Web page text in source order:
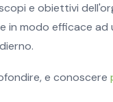
e obiettivi
in modo efficace
e conoscere